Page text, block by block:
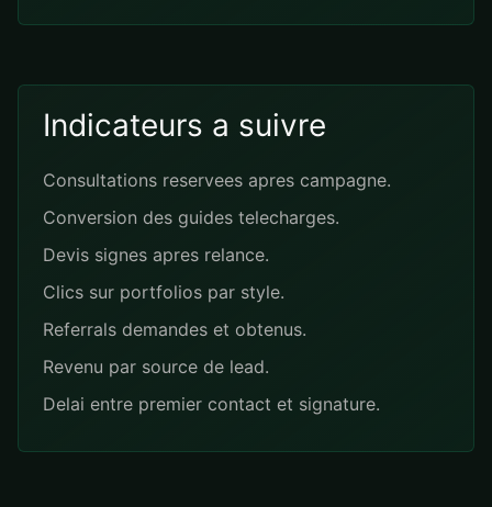
Indicateurs a suivre
Consultations reservees apres campagne.
Conversion des guides telecharges.
Devis signes apres relance.
Clics sur portfolios par style.
Referrals demandes et obtenus.
Revenu par source de lead.
Delai entre premier contact et signature.